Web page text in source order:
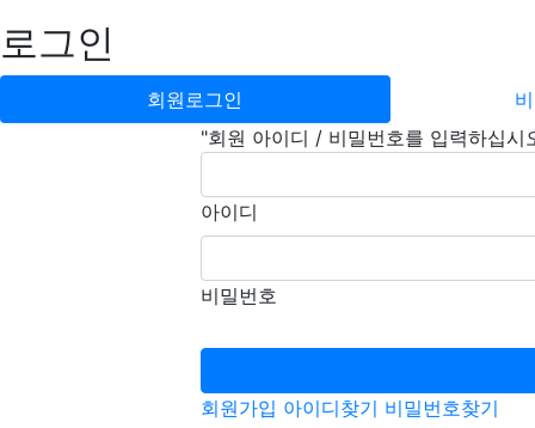
로그인
회원로그인
"회원 아이디 / 비밀번호를 입력하십시
아이디
비밀번호
회원가입 아이디찾기 비밀번호찾기